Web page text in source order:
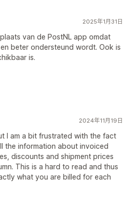
2025年1月31日
van de PostNL app omdat
beter ondersteund wordt. Ook is
is.
2024年11月19日
I am a bit frustrated with the fact
the information about invoiced
discounts and shipment prices
This is a hard to read and thus
what you are billed for each